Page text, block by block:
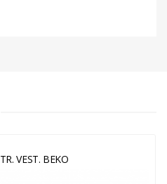
VEST. BEKO